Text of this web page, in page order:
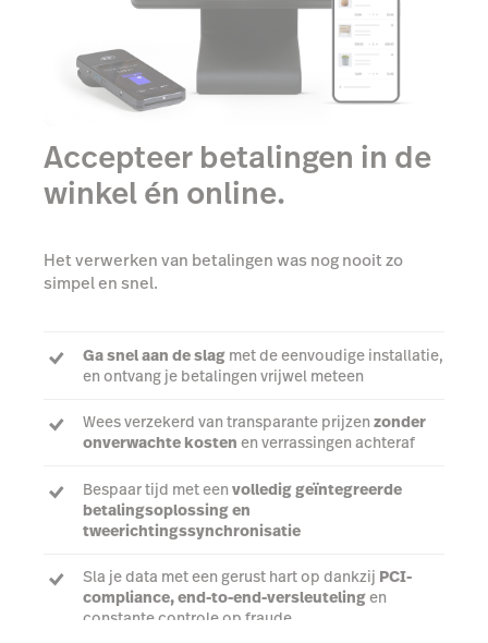
Accepteer betalingen in de
winkel én online.
Het verwerken van betalingen was nog nooit zo
simpel en snel.
Ga snel aan de slag met de eenvoudige installatie,
en ontvang je betalingen vrijwel meteen
Wees verzekerd van transparante prijzen zonder
onverwachte kosten en verrassingen achteraf
Bespaar tijd met een volledig geïntegreerde
betalingsoplossing en
tweerichtingssynchronisatie
Sla je data met een gerust hart op dankzij PCI-
compliance, end-to-end-versleutelingen
constante controle op fraude